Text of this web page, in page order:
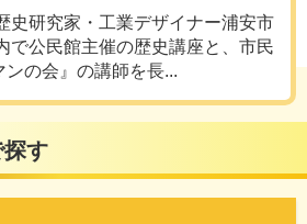
史研究家・工業デザイナー浦安市
で公民館主催の歴史講座と、市民
の会』の講師を長...
す